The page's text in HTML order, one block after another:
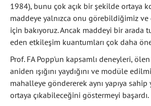
1984), bunu çok açık bir şekilde ortaya
maddeye yalnızca onu görebildiğimiz
için bakıyoruz. Ancak maddeyi bir arada
eden etkileşim kuantumları çok daha
Prof. FA Popp'un kapsamlı deneyleri,
aniden ışığını yaydığını ve modüle
mahalleye göndererek aynı yapıya
ortaya çıkabileceğini göstermeyi başardı.